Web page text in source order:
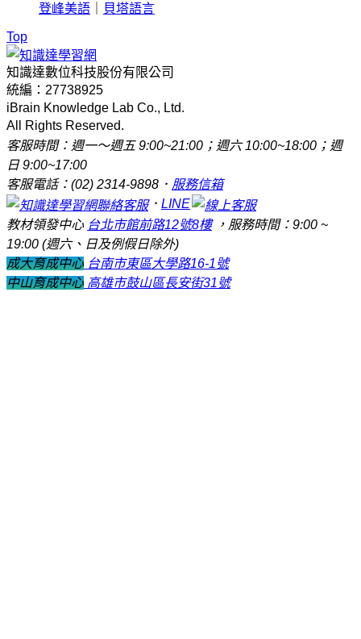
登峰美語
貝塔語言
Top
知識達數位科技股份有限公司
統編：27738925
iBrain Knowledge Lab Co., Ltd.
All Rights Reserved.
客服時間：週一～週五 9:00~21:00；週六 10:00~18:00；週
日 9:00~17:00
客服電話：(02) 2314-9898． 服務信箱
． LINE
教材領發中心 台北市館前路12號8樓，服務時間：9:00 ~
19:00 (週六、日及例假日除外)
成大育成中心 台南市東區大學路16-1號
中山育成中心 高雄市鼓山區長安街31號